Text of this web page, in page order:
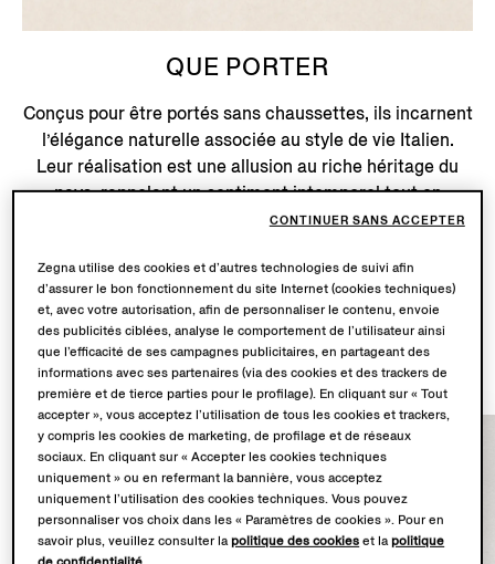
QUE PORTER
Conçus pour être portés sans chaussettes, ils incarnent
l’élégance naturelle associée au style de vie Italien.
Leur réalisation est une allusion au riche héritage du
pays, rappelant un sentiment intemporel tout en
épousant l’élégance moderne : une ode à la splendeur
Acheter Maintenant
Zegna utilise des cookies et d’autres technologies de suivi afin
d’assurer le bon fonctionnement du site Internet (cookies techniques)
et, avec votre autorisation, afin de personnaliser le contenu, envoie
des publicités ciblées, analyse le comportement de l’utilisateur ainsi
que l’efficacité de ses campagnes publicitaires, en partageant des
informations avec ses partenaires (via des cookies et des trackers de
première et de tierce parties pour le profilage). En cliquant sur « Tout
accepter », vous acceptez l’utilisation de tous les cookies et trackers,
y compris les cookies de marketing, de profilage et de réseaux
sociaux. En cliquant sur « Accepter les cookies techniques
uniquement » ou en refermant la bannière, vous acceptez
uniquement l’utilisation des cookies techniques. Vous pouvez
personnaliser vos choix dans les « Paramètres de cookies ». Pour en
savoir plus, veuillez consulter lapolitique des cookies et lapolitique
CONTINUER SANS ACCEPTER